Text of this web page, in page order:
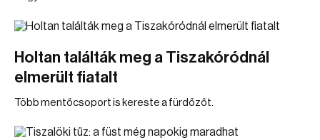
Holtan találták meg a Tiszakóródnál
elmerült fiatalt
Több mentőcsoport is kereste a fürdőzőt.